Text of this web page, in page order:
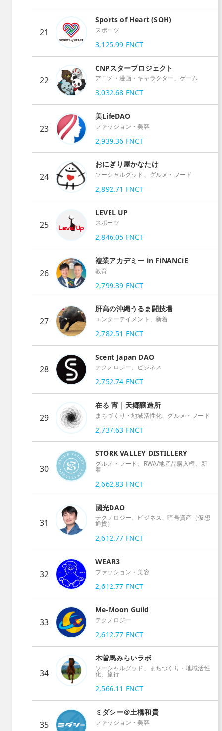
21
Sports of Heart (SOH)
スポーツ
3,125.99 FNCT
22
CNPスタープロジェクト
アニメ・漫画・キャラクター、ゲーム
3,032.68 FNCT
23
美LifeDAO
ファッション・美容
2,939.36 FNCT
24
おにぎり屋かなたけ
ソーシャルグッド、グルメ・フード
2,892.71 FNCT
25
LEVEL UP
スポーツ
2,846.05 FNCT
26
複業アカデミー in FiNANCiE
教育
2,799.39 FNCT
27
肝高の沖縄うるま闘技場
エンターテイメント、新着
2,782.51 FNCT
28
Scent Japan DAO
テクノロジー、ビジネス
2,752.74 FNCT
29
在る 宵｜天郷醸造所
まちづくり・地域活性化、グルメ・フード
2,737.63 FNCT
30
STORK VALLEY DISTILLERY
グルメ・フード、RWA/地産品購入権、新
着
2,662.83 FNCT
31
國光DAO
テクノロジー、ビジネス、暗号資産（仮想
通貨）
2,612.77 FNCT
32
WEAR3
ファッション・美容
2,612.77 FNCT
33
Me-Moon Guild
テクノロジー
2,612.77 FNCT
34
木曽馬みらいラボ
ソーシャルグッド、まちづくり・地域活性
化、旅行
2,566.11 FNCT
35
ミダシー＠土橋和貴
ファッション・美容